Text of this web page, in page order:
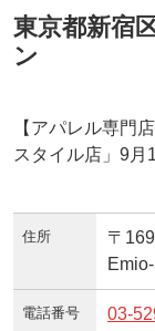
東京都新宿
ン
【アパレル専門
スタイル店」9月
住所
〒
電話番号 03-